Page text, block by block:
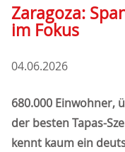
Zaragoza:
im Fokus
04.06.2026
680.000 Einwohner,
der besten Tapas-
kennt kaum ein